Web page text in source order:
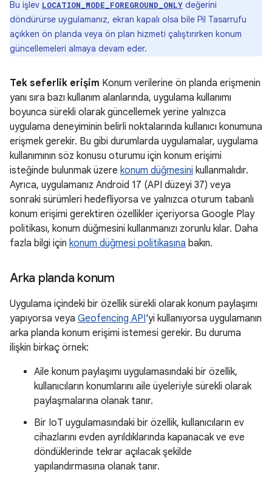
Bu işlev LOCATION_MODE_FOREGROUND_ONLY değerini
döndürürse uygulamanız, ekran kapalı olsa bile Pil Tasarrufu
açıkken ön planda veya ön plan hizmeti çalıştırırken konum
güncellemeleri almaya devam eder.
Tek seferlik erişim Konum verilerine ön planda erişmenin
yanı sıra bazı kullanım alanlarında, uygulama kullanımı
boyunca sürekli olarak güncellemek yerine yalnızca
uygulama deneyiminin belirli noktalarında kullanıcı konumuna
erişmek gerekir. Bu gibi durumlarda uygulamalar, uygulama
kullanımının söz konusu oturumu için konum erişimi
isteğinde bulunmak üzere konum düğmesini kullanmalıdır.
Ayrıca, uygulamanız Android 17 (API düzeyi 37) veya
sonraki sürümleri hedefliyorsa ve yalnızca oturum tabanlı
konum erişimi gerektiren özellikler içeriyorsa Google Play
politikası, konum düğmesini kullanmanızı zorunlu kılar. Daha
fazla bilgi için konum düğmesi politikasına bakın.
Arka planda konum
Uygulama içindeki bir özellik sürekli olarak konum paylaşımı
yapıyorsa veya Geofencing API'yi kullanıyorsa uygulamanın
arka planda konum erişimi istemesi gerekir. Bu duruma
ilişkin birkaç örnek:
Aile konum paylaşımı uygulamasındaki bir özellik,
kullanıcıların konumlarını aile üyeleriyle sürekli olarak
paylaşmalarına olanak tanır.
Bir IoT uygulamasındaki bir özellik, kullanıcıların ev
cihazlarını evden ayrıldıklarında kapanacak ve eve
döndüklerinde tekrar açılacak şekilde
yapılandırmasına olanak tanır.